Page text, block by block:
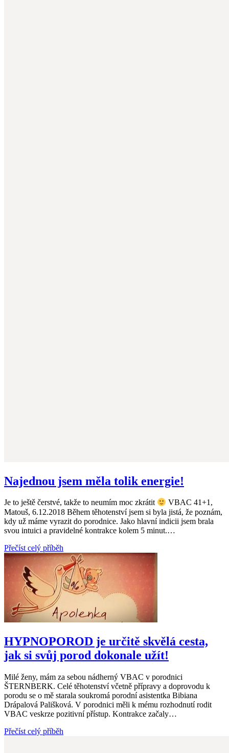
Najednou jsem měla tolik energie!
Je to ještě čerstvé, takže to neumím moc zkrátit
VBAC 41+1,
Matouš, 6.12.2018 Během těhotenství jsem si byla jistá, že poznám,
kdy už máme vyrazit do porodnice. Jako hlavní indicii jsem brala
svou intuici a pravidelné kontrakce kolem 5 minut.…
Přečíst celý příběh
HYPNOPOROD je určitě skvělá cesta,
jak si svůj porod dokonale užít!
Milé ženy, mám za sebou nádherný VBAC v porodnici
ŠTERNBERK. Celé těhotenství včetně přípravy a doprovodu k
porodu se o mě starala soukromá porodní asistentka Bibiana
Drápalová Pališková. V porodnici měli k mému rozhodnutí rodit
VBAC veskrze pozitivní přístup. Kontrakce začaly…
Přečíst celý příběh